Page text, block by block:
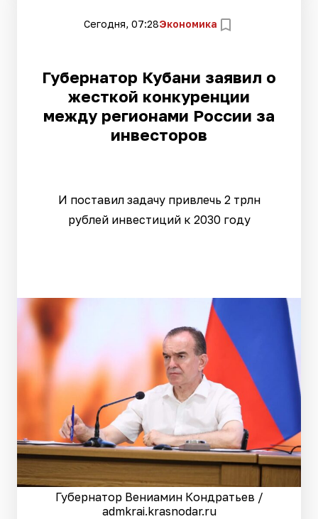
Сегодня, 07:28Экономика
Губернатор Кубани заявил о
жесткой конкуренции
между регионами России за
инвесторов
И поставил задачу привлечь 2 трлн
рублей инвестиций к 2030 году
Губернатор Вениамин Кондратьев /
admkrai.krasnodar.ru